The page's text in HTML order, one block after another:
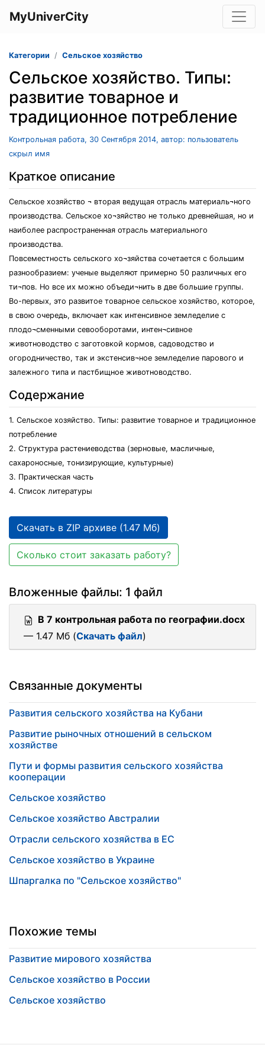
MyUniverCity
Категории Сельское хозяйство
Сельское хозяйство. Типы:
развитие товарное и
традиционное потребление
Контрольная работа, 30 Сентября 2014, автор: пользователь
скрыл имя
Краткое описание
Сельское хозяйство ¬ вторая ведущая отрасль материаль¬ного
производства. Сельское хо¬зяйство не только древнейшая, но и
наиболее распространенная отрасль материального
производства.
Повсеместность сельского хо¬зяйства сочетается с большим
разнообразием: ученые выделяют примерно 50 различных его
ти¬пов. Но все их можно объеди¬нить в две большие группы.
Во-первых, это развитое товарное сельское хозяйство, которое,
в свою очередь, включает как интенсивное земледелие с
плодо¬сменными севооборотами, интен¬сивное
животноводство с заготовкой кормов, садоводство и
огородничество, так и экстенсив¬ное земледелие парового и
залежного типа и пастбищное животноводство.
Содержание
1. Сельское хозяйство. Типы: развитие товарное и традиционное
потребление
2. Структура растениеводства (зерновые, масличные,
сахароносные, тонизирующие, культурные)
3. Практическая часть
4. Список литературы
Скачать в ZIP архиве (1.47 Мб)
Сколько стоит заказать работу?
Вложенные файлы: 1 файл
В 7 контрольная работа по географии.docx
— 1.47 Мб (Скачать файл)
Связанные документы
Развития сельского хозяйства на Кубани
Развитие рыночных отношений в сельском
хозяйстве
Пути и формы развития сельского хозяйства
кооперации
Сельское хозяйство
Сельское хозяйство Австралии
Отрасли сельского хозяйства в ЕС
Сельское хозяйство в Украине
Шпаргалка по "Сельское хозяйство"
Похожие темы
Развитие мирового хозяйства
Сельское хозяйство в России
Сельское хозяйство